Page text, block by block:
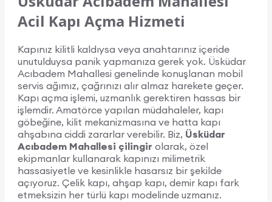
Acil Kapı Açma Hizmeti
Kapınız kilitli kaldıysa veya anahtarınız içeride
unutulduysa panik yapmanıza gerek yok. Üsküdar
Acıbadem Mahallesi genelinde konuşlanan mobil
servis ağımız, çağrınızı alır almaz harekete geçer.
Kapı açma işlemi, uzmanlık gerektiren hassas bir
işlemdir. Amatörce yapılan müdahaleler, kapı
göbeğine, kilit mekanizmasına ve hatta kapı
ahşabına ciddi zararlar verebilir. Biz, Üsküdar
Acıbadem Mahallesi çilingir olarak, özel
ekipmanlar kullanarak kapınızı milimetrik
hassasiyetle ve kesinlikle hasarsız bir şekilde
açıyoruz. Çelik kapı, ahşap kapı, demir kapı fark
etmeksizin her türlü kapı modelinde uzmanız.